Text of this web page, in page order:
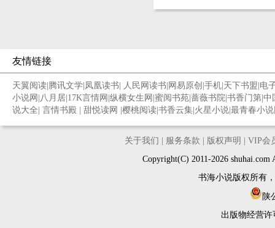
友情链接
天翼阅读 腾讯文学 凤凰读书 人民网读书 网易原创 手机 天下书盟 电
小说网 八月居 17K言情网 纵横女生网 蜜阅书苑 蔷薇书院 书香门第 中
说大全 言情书殿 甜悦读网 樱桃阅读 书香云集 火星小说 最青春小
关于我们 服务条款 版权声明
VIP会
Copyright(C) 2011-2026
书海小说版权所有
陕
出版物经营许